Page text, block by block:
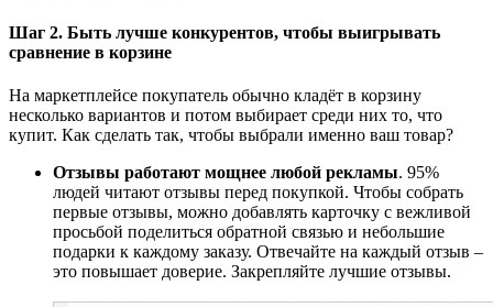
Шаг 2. Быть лучше конкурентов, чтобы выигрывать
сравнение в корзине
На маркетплейсе покупатель обычно кладёт в корзину
несколько вариантов и потом выбирает среди них то, что
купит. Как сделать так, чтобы выбрали именно ваш товар?
Отзывы работают мощнее любой рекламы. 95%
людей читают отзывы перед покупкой. Чтобы собрать
первые отзывы, можно добавлять карточку с вежливой
просьбой поделиться обратной связью и небольшие
подарки к каждому заказу. Отвечайте на каждый отзыв –
это повышает доверие. Закрепляйте лучшие отзывы.